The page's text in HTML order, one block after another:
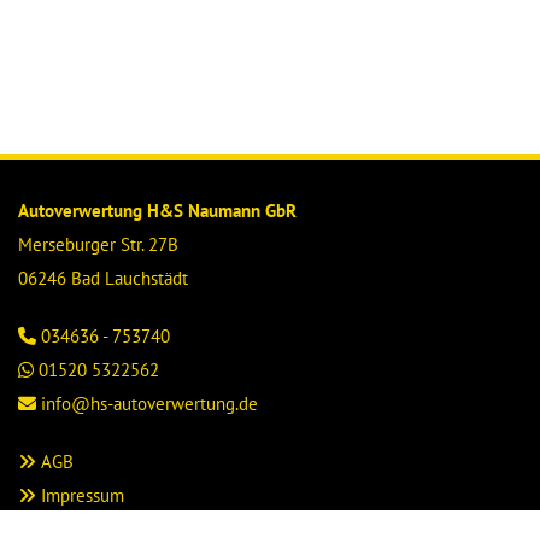
Autoverwertung H&S Naumann GbR
Merseburger Str. 27B
06246 Bad Lauchstädt
 034636 - 753740
 01520 5322562
 info@hs-autoverwertung.de
 AGB
 Impressum